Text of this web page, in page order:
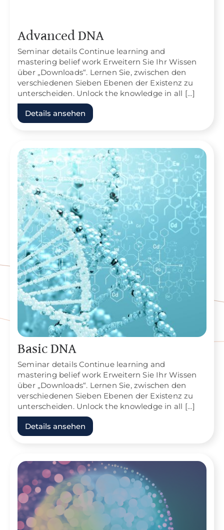
Advanced DNA
Seminar details Continue learning and
mastering belief work Erweitern Sie Ihr Wissen
über „Downloads“. Lernen Sie, zwischen den
verschiedenen Sieben Ebenen der Existenz zu
unterscheiden. Unlock the knowledge in all […]
Details ansehen
Basic DNA
Seminar details Continue learning and
mastering belief work Erweitern Sie Ihr Wissen
über „Downloads“. Lernen Sie, zwischen den
verschiedenen Sieben Ebenen der Existenz zu
unterscheiden. Unlock the knowledge in all […]
Details ansehen